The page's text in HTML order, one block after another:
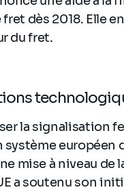
dès 2018. Elle
du fret.
la signalisation
européen
mise à niveau
a soutenu son